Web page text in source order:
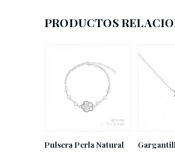
PRODUCTOS
Pulsera Perla Natural